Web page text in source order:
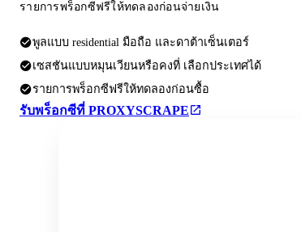
รายการพร็อกซีฟรีให้ทดลองก่อนจ่ายเงิน
พูลแบบ residential มือถือ และดาต้าเซ็นเตอร์
เซสชันแบบหมุนเวียนหรือคงที่ เลือกประเทศได้
รายการพร็อกซีฟรีให้ทดลองก่อนซื้อ
รับพร็อกซีที่ PROXYSCRAPE